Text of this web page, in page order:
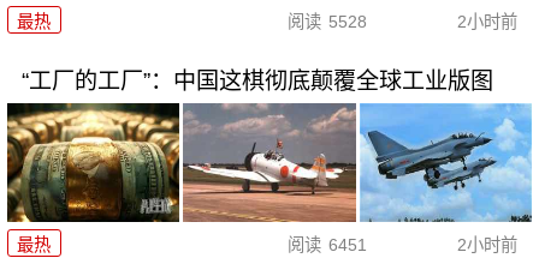
最热 阅读 5528 2小时前
“工厂的工厂”：中国这棋彻底颠覆全球工业版图
最热 阅读 6451 2小时前